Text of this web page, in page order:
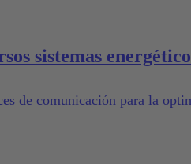
sistemas
de comunicación para la